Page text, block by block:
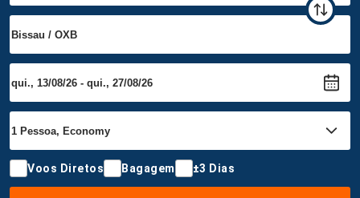
Voos Diretos Bagagem ±3 Dias